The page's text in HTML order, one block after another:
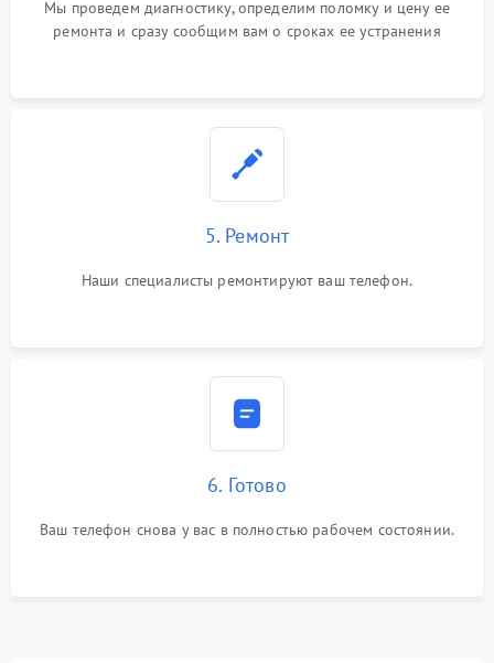
Мы проведем диагностику, определим поломку и цену ее
ремонта и сразу сообщим вам о сроках ее устранения
5. Ремонт
Наши специалисты ремонтируют ваш телефон.
6. Готово
Ваш телефон снова у вас в полностью рабочем состоянии.